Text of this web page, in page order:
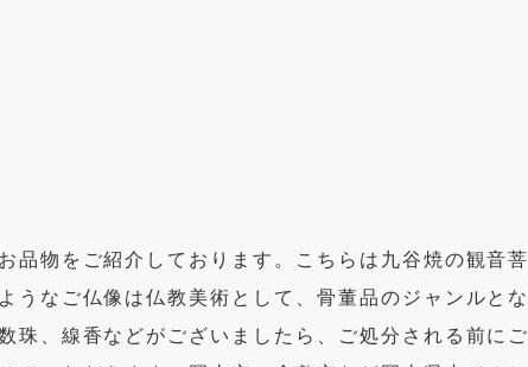
品物をご紹介しております。こちらは九谷焼の観音菩
うなご仏像は仏教美術として、骨董品のジャンルとな
珠、線香などがございましたら、ご処分される前にご